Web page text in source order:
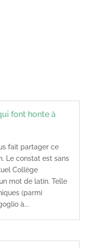
font honte à
fait partager ce
Le constat est sans
Collège
mot de latin. Telle
(parmi
à...